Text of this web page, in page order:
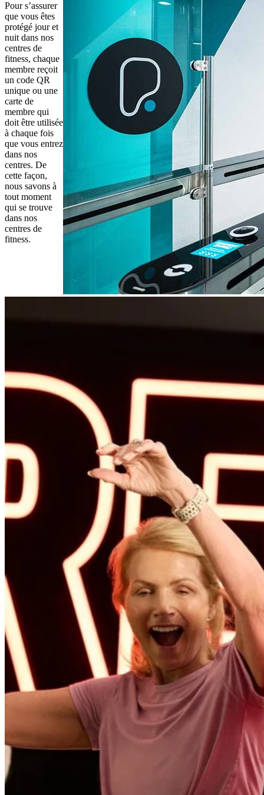
Pour s’assurer
que vous êtes
protégé jour et
nuit dans nos
centres de
fitness, chaque
membre reçoit
un code QR
unique ou une
carte de
membre qui
doit être utilisée
à chaque fois
que vous entrez
dans nos
centres. De
cette façon,
nous savons à
tout moment
qui se trouve
dans nos
centres de
fitness.